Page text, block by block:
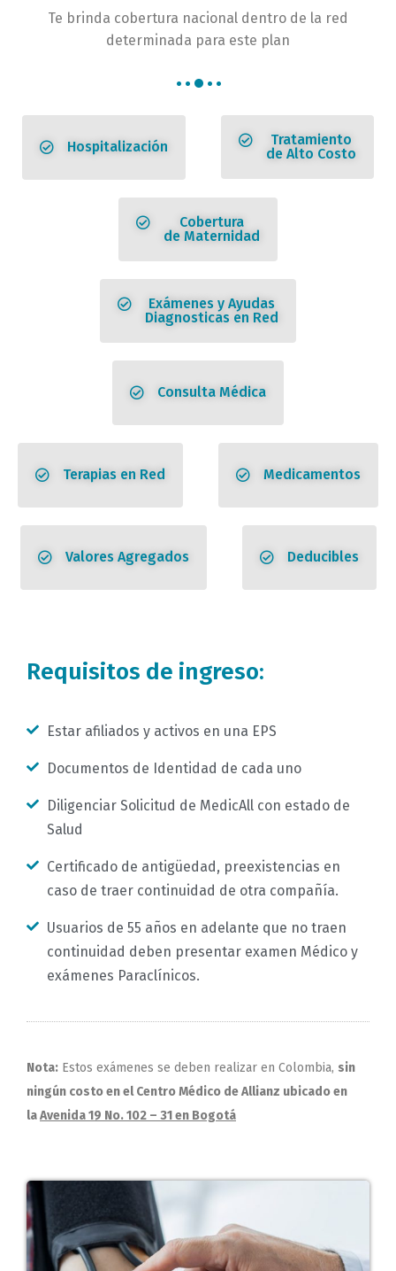
Te brinda cobertura nacional dentro de la red
determinada para este plan
Hospitalización
Tratamiento
de Alto Costo
Cobertura
de Maternidad
Exámenes y Ayudas
Diagnosticas en Red
Consulta Médica
Terapias en Red Medicamentos
Valores Agregados Deducibles
Requisitos de ingreso:
Estar afiliados y activos en una EPS
Documentos de Identidad de cada uno
Diligenciar Solicitud de MedicAll con estado de
Salud
Certificado de antigüedad, preexistencias en
caso de traer continuidad de otra compañía.
Usuarios de 55 años en adelante que no traen
continuidad deben presentar examen Médico y
exámenes Paraclínicos.
Nota: Estos exámenes se deben realizar en Colombia, sin
ningún costo en el Centro Médico de Allianz ubicado en
laAvenida 19 No. 102 – 31 en Bogotá